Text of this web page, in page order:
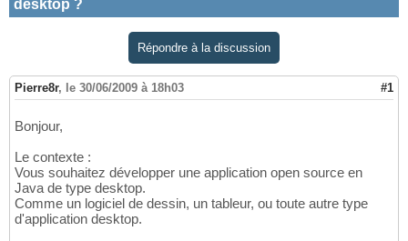
desktop ?
Répondre à la discussion
Pierre8r, le 30/06/2009 à 18h03 #1
Bonjour,
Le contexte :
Vous souhaitez développer une application open source en
Java de type desktop.
Comme un logiciel de dessin, un tableur, ou toute autre type
d'application desktop.